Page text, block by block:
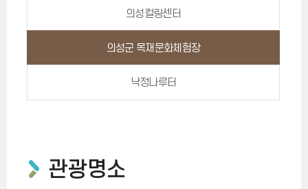
의성컬링센터
의성군 목재문화체험장
낙정나루터
관광명소